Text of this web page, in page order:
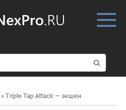
о
и
к
» Triple Tap Attack — экшен